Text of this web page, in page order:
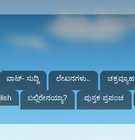
ವಾಟ್- ಸುದ್ದಿ ಲೇಖನಗಳು.. ಚಕ್ರವ್ಯೂಹ
ಬಲ್ಲಿರೇನಯ್ಯಾ? ಪುಸ್ತಕ ಪ್ರಪಂಚ